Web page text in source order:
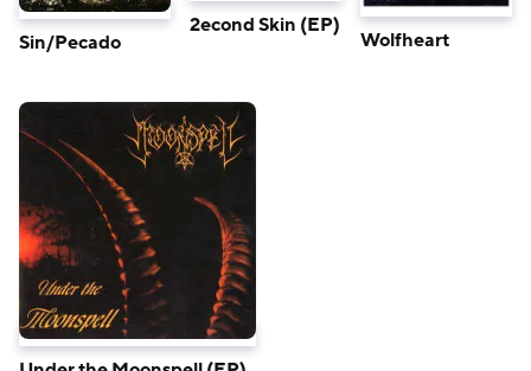
Sin/Pecado
2econd Skin (EP)
Wolfheart